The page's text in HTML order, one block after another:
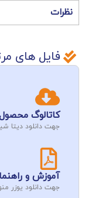
نظرات
فایل های
کاتالوگ
جهت دانلود دیتا
آموزش و
جهت دانلود یوزر